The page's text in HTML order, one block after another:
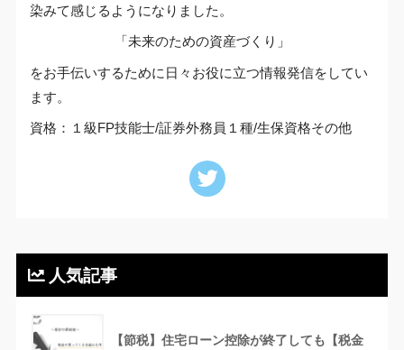
染みて感じるようになりました。
「未来のための資産づくり」
をお手伝いするために日々お役に立つ情報発信をしてい
ます。
資格：１級FP技能士/証券外務員１種/生保資格その他
人気記事
【節税】住宅ローン控除が終了しても【税金